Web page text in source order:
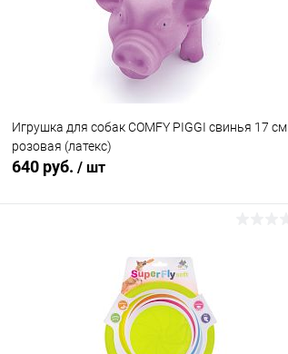
В наличии
Игрушка для собак COMFY PIGGI свинья 17 см
розовая (латекс)
640 руб. / шт
Сравнение
В наличии